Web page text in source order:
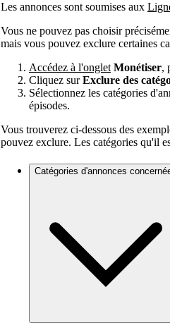
Les annonces sont soumises aux
Vous ne pouvez pas choisir
mais vous pouvez exclure certaines
Accédez à l'onglet Monétiser,
Cliquez surExclure des
Sélectionnez les catégories
épisodes.
Vous trouverez ci-dessous des
pouvez exclure. Les catégories qu'il
Catégories d'annonces